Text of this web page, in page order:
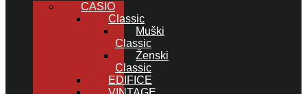
CASIO
Classic
Muški
Classic
Ženski
Classic
EDIFICE